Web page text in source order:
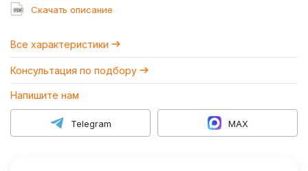
Cкачать описание
Все характеристики
Консультация по подбору
Напишите нам
Telegram MAX